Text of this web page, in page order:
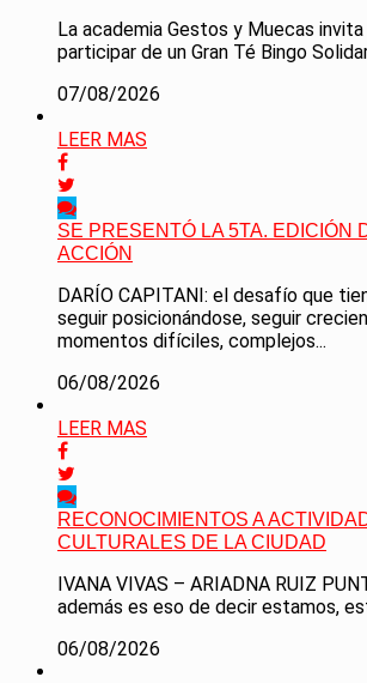
La academia Gestos y Muecas
participar de un Gran Té Bingo
07/08/2026
LEER MAS
SE PRESENTÓ LA 5TA. EDICIÓN
ACCIÓN
DARÍO CAPITANI: el desafío que
seguir posicionándose, seguir
momentos difíciles, complejos...
06/08/2026
LEER MAS
RECONOCIMIENTOS A
CULTURALES DE LA CIUDAD
IVANA VIVAS – ARIADNA RUIZ
además es eso de decir estamos,
06/08/2026